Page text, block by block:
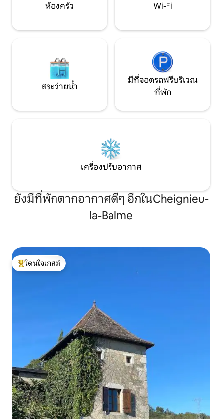
ห้องครัว Wi-Fi
สระว่ายน้ำ
มีที่จอดรถฟรีบริเวณ
ที่พัก
เครื่องปรับอากาศ
ยังมีที่พักตากอากาศดีๆ อีกในCheignieu-
la-Balme
โดนใจเกสต์ที่สุด
โดนใจเกสต์